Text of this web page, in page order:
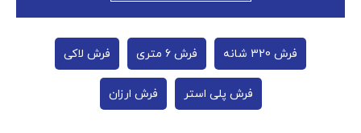
فرش 320 شانه فرش 6 متری فرش لاکی
فرش پلی استر فرش ارزان